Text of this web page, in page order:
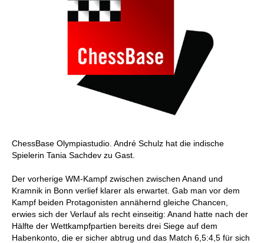
ChessBase Olympiastudio. André Schulz hat die indische
Spielerin Tania Sachdev zu Gast.
Der vorherige WM-Kampf zwischen zwischen Anand und
Kramnik in Bonn verlief klarer als erwartet. Gab man vor dem
Kampf beiden Protagonisten annähernd gleiche Chancen,
erwies sich der Verlauf als recht einseitig: Anand hatte nach der
Hälfte der Wettkampfpartien bereits drei Siege auf dem
Habenkonto, die er sicher abtrug und das Match 6,5:4,5 für sich